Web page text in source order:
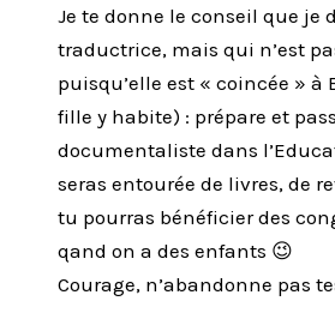
Je te donne le conseil que je
traductrice, mais qui n’est
puisqu’elle est « coincée » à
fille y habite) : prépare et
documentaliste dans
seras entourée de livres, de
tu pourras bénéficier des
qand on a des enfants 😉
Courage, n’abandonne pas